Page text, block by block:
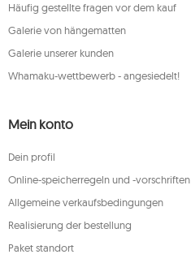
Häufig gestellte fragen vor dem kauf
Galerie von hängematten
Galerie unserer kunden
Whamaku-wettbewerb - angesiedelt!
Mein konto
Dein profil
Online-speicherregeln und -vorschriften
Allgemeine verkaufsbedingungen
Realisierung der bestellung
Paket standort